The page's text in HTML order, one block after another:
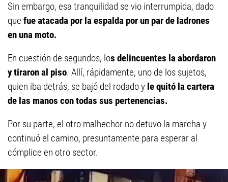
Sin embargo, esa tranquilidad se vio interrumpida, dado
que fue atacada por la espalda por un par de ladrones
en una moto.
En cuestión de segundos, los delincuentes la abordaron
y tiraron al piso. Allí, rápidamente, uno de los sujetos,
quien iba detrás, se bajó del rodado y le quitó la cartera
de las manos con todas sus pertenencias.
Por su parte, el otro malhechor no detuvo la marcha y
continuó el camino, presuntamente para esperar al
cómplice en otro sector.